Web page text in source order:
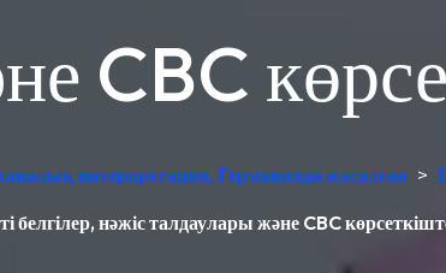
CBC
интерпретация, Германияда жасалған >
белгілер, нәжіс талдаулары және CBC